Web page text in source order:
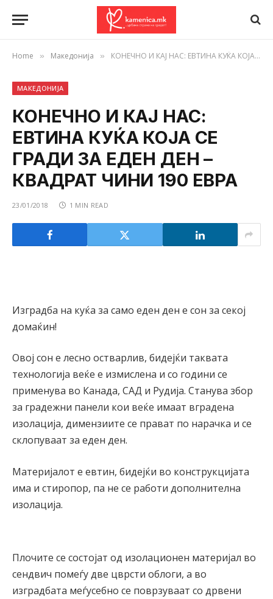
Home » Македонија » КОНЕЧНО И КАЈ НАС: ЕВТИНА КУЌА КОЈА СЕ ГРАДИ ЗА ЕДЕН ДЕН – КВАДРАТ ЧИНИ 190 ЕВРА
МАКЕДОНИЈА
КОНЕЧНО И КАЈ НАС:
ЕВТИНА КУЌА КОЈА СЕ
ГРАДИ ЗА ЕДЕН ДЕН –
КВАДРАТ ЧИНИ 190 ЕВРА
23/01/2018 1 MIN READ
Изградба на куќа за само еден ден е сон за секој
домаќин!
Овој сон е лесно остварлив, бидејќи таквата
технологија веќе е измислена и со години се
применува во Канада, САД и Рудија. Станува збор
за градежни панели кои веќе имаат вградена
изолација, димензиите се прават по нарачка и се
склопуваат за еден ден.
Материјалот е евтин, бидејќи во конструкцијата
има и стиропор, па не се работи дополнителна
изолација.
Плочите се состојат од изолационен материјал во
сендвич помеѓу две цврсти облоги, а во
изградбата меѓусебно се поврзуваат со дрвени